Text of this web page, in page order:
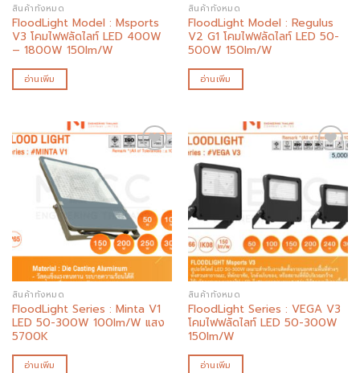
สินค้าทั้งหมด
FloodLight Model : Msports
V3 โคมไฟฟลัดไลท์ LED 400W
– 1800W 150lm/W
อ่านเพิ่ม
สินค้าทั้งหมด
FloodLight Model : Regulus
V2 G1 โคมไฟฟลัดไลท์ LED 50-
500W 150lm/W
อ่านเพิ่ม
สินค้าทั้งหมด
FloodLight Series : Minta V1
LED 50-300W 100lm/W แสง
5700K
อ่านเพิ่ม
Add to
wishlist
สินค้าทั้งหมด
FloodLight Series : VEGA V3
โคมไฟฟลัดไลท์ LED 50-300W
150lm/W
อ่านเพิ่ม